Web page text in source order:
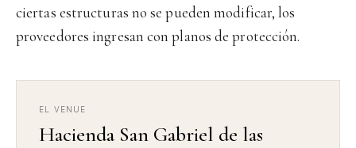
ciertas estructuras no se pueden modificar, los
proveedores ingresan con planos de protección.
EL VENUE
Hacienda San Gabriel de las